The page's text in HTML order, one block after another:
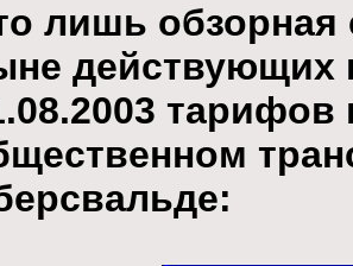
лишь обзорная
действующих
тарифов